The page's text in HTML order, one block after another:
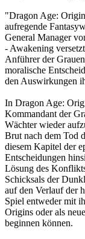
"Dragon Age:
aufregende
General Manager
- Awakening
Anführer der
moralische
den Auswirkungen
In Dragon Age:
Kommandant der
Wächter wieder
Brut nach dem Tod
diesem Kapitel der
Entscheidungen
Lösung des
Schicksals der
auf den Verlauf der
Spiel entweder mit
Origins oder als
beginnen können.